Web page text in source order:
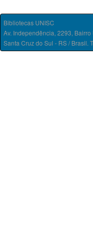
Bibliotecas UNISC
Av. Independência, 2293,
Santa Cruz do Sul - RS / Brasil.